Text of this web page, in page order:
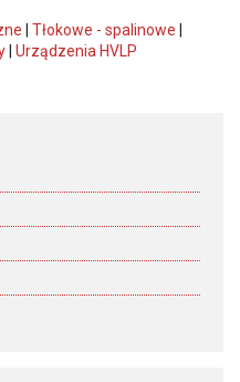
Tłokowe - spalinowe
Urządzenia HVLP